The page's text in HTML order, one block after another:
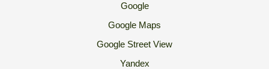
Google
Google Maps
Google Street View
Yandex